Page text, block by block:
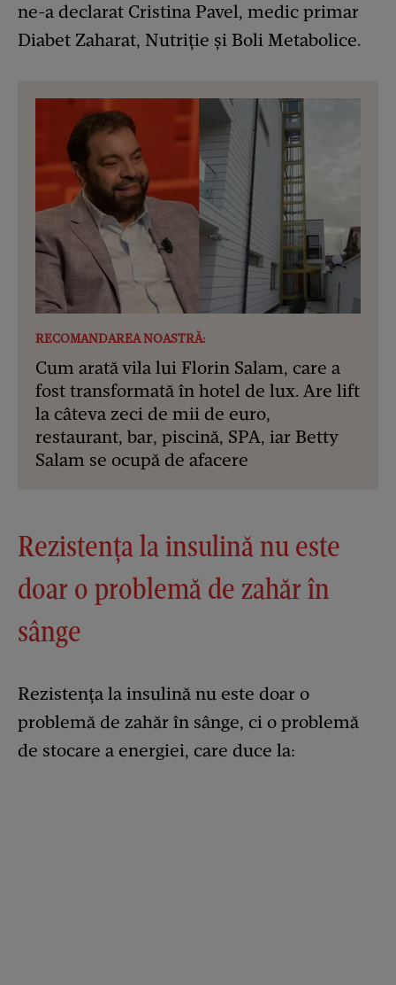
ne-a declarat Cristina Pavel, medic primar
Diabet Zaharat, Nutriție și Boli Metabolice.
RECOMANDAREA NOASTRĂ:
Cum arată vila lui Florin Salam, care a
fost transformată în hotel de lux. Are lift
la câteva zeci de mii de euro,
restaurant, bar, piscină, SPA, iar Betty
Salam se ocupă de afacere
Rezistența la insulină nu este
doar o problemă de zahăr în
sânge
Rezistența la insulină nu este doar o
problemă de zahăr în sânge, ci o problemă
de stocare a energiei, care duce la: